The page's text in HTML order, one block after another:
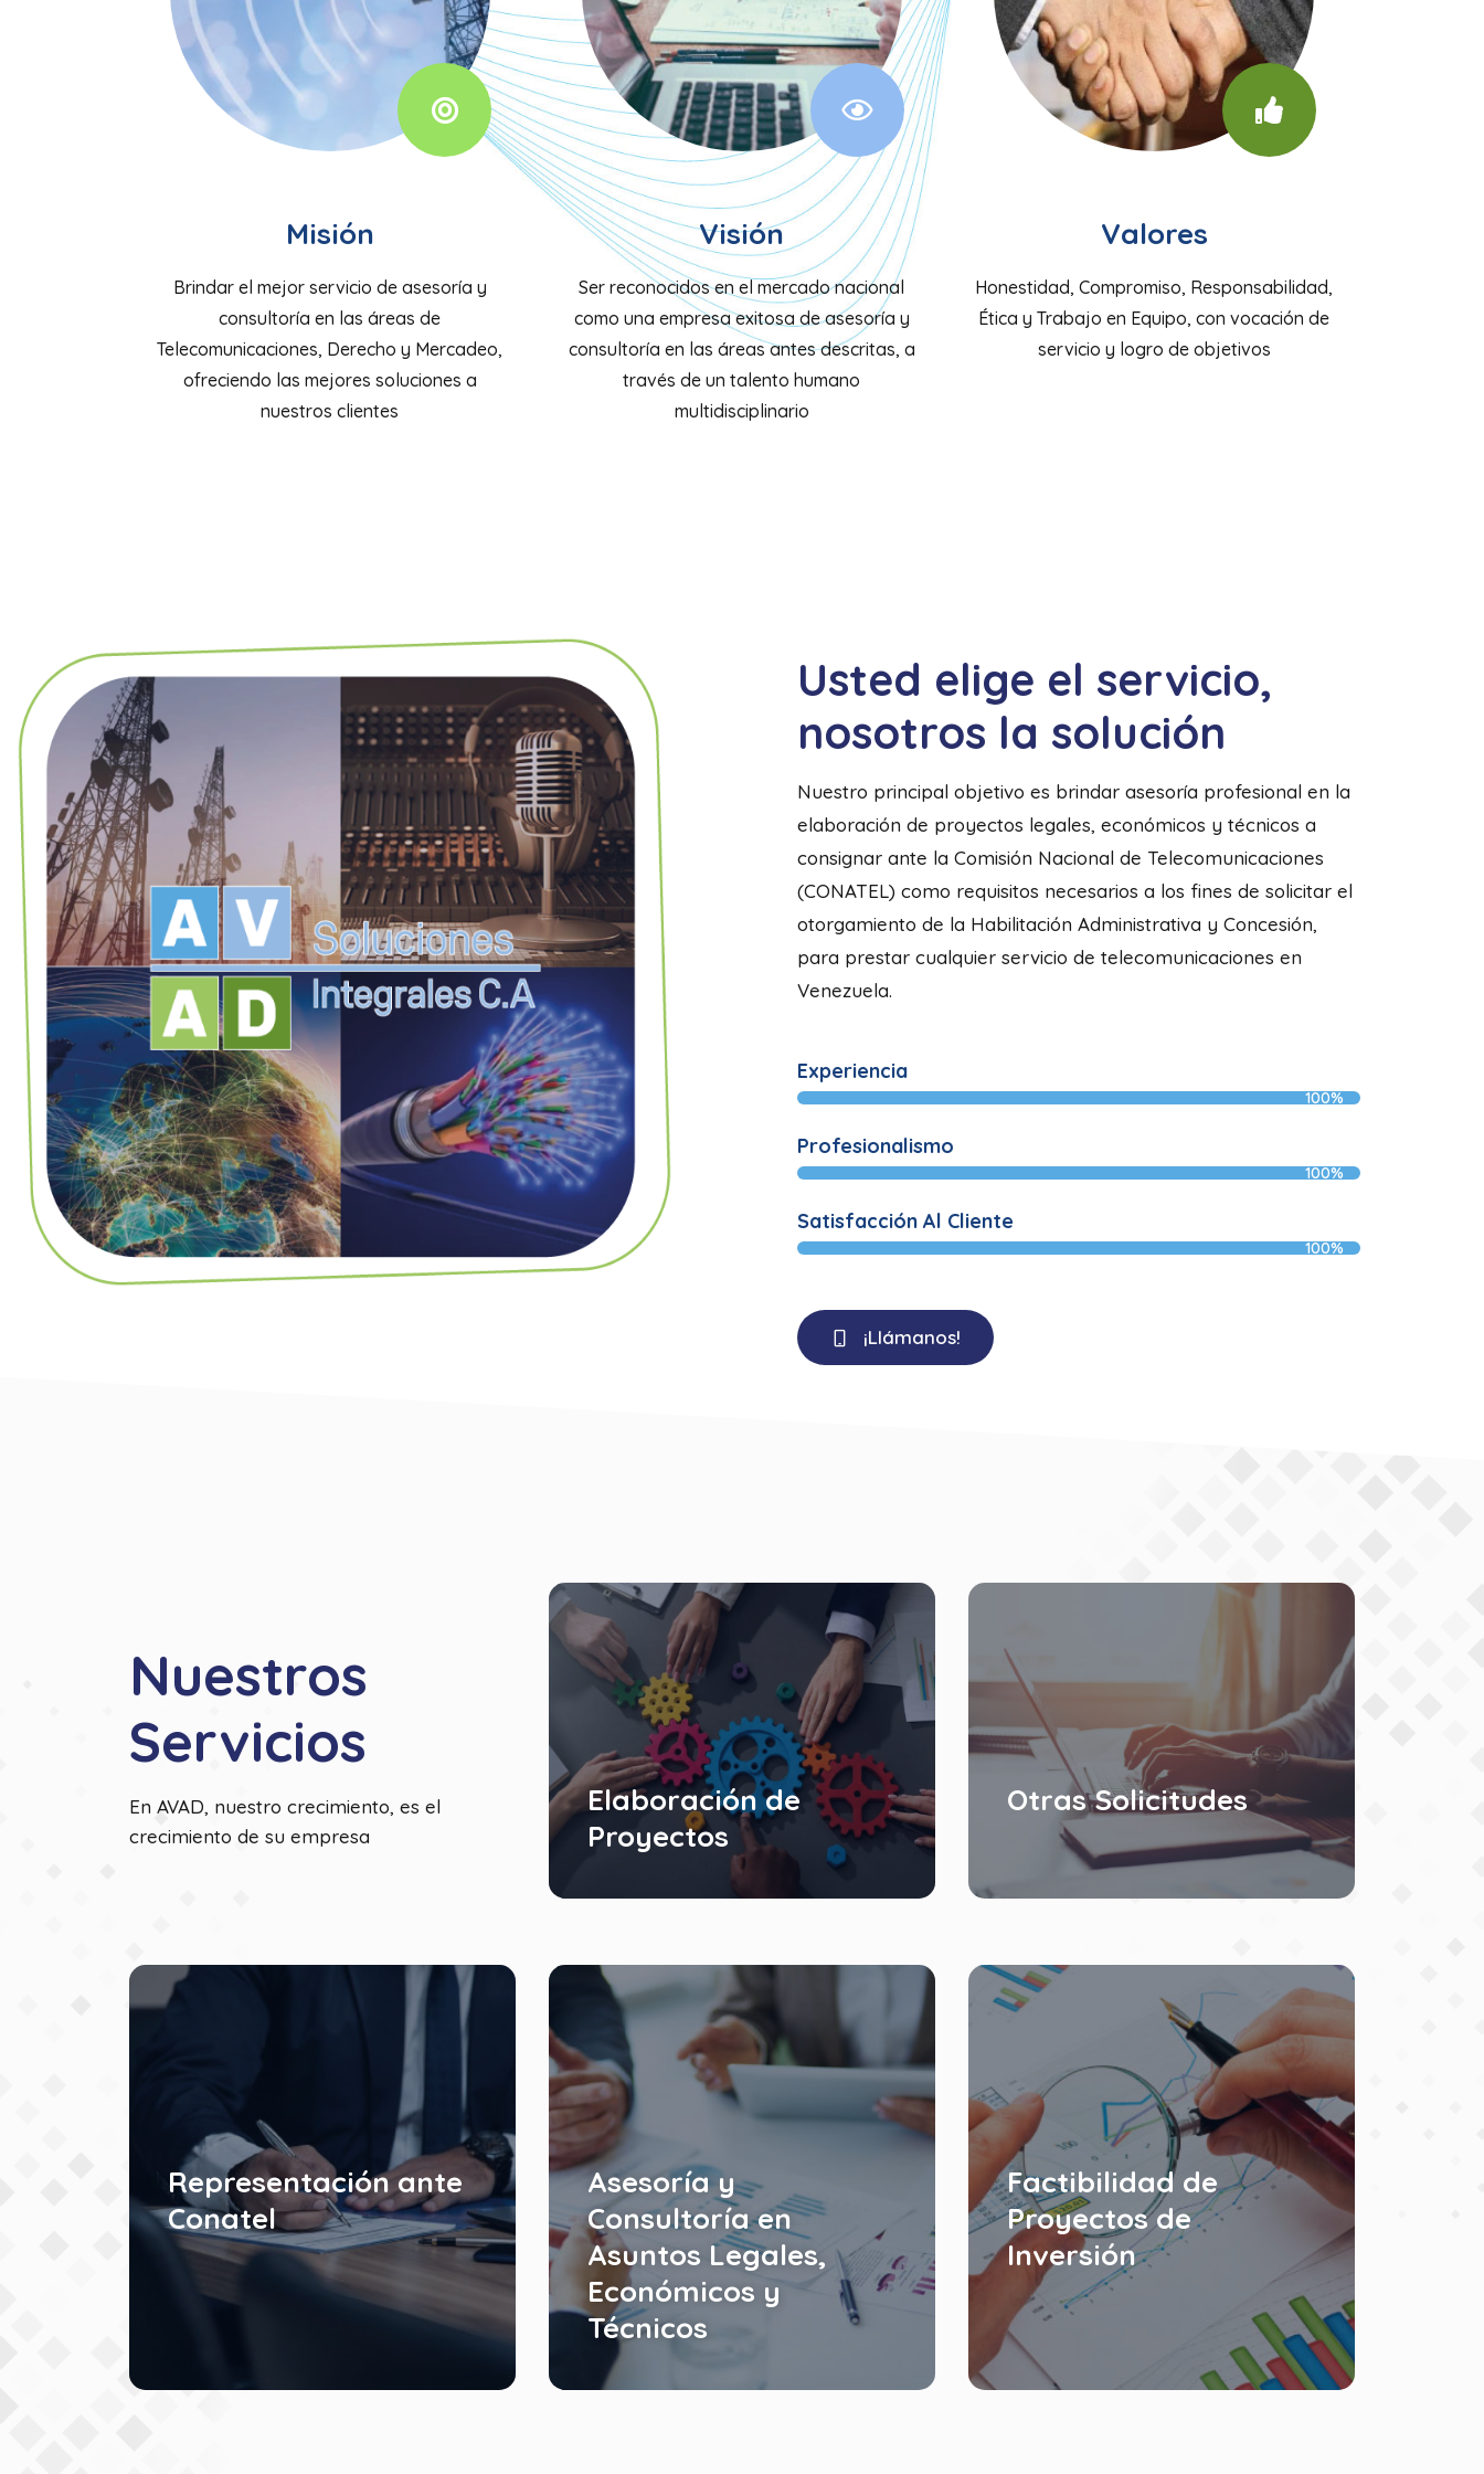
Misión
Brindar el mejor servicio de asesoría y
consultoría en las áreas de
Telecomunicaciones, Derecho y Mercadeo,
ofreciendo las mejores soluciones a
nuestros clientes
Visión
Ser reconocidos en el mercado nacional
como una empresa exitosa de asesoría y
consultoría en las áreas antes descritas, a
través de un talento humano
multidisciplinario
Valores
Honestidad, Compromiso, Responsabilidad,
Ética y Trabajo en Equipo, con vocación de
servicio y logro de objetivos
Usted elige el servicio,
nosotros la solución
Nuestro principal objetivo es brindar asesoría profesional en la
elaboración de proyectos legales, económicos y técnicos a
consignar ante la Comisión Nacional de Telecomunicaciones
(CONATEL) como requisitos necesarios a los fines de solicitar el
otorgamiento de la Habilitación Administrativa y Concesión,
para prestar cualquier servicio de telecomunicaciones en
Venezuela.
Experiencia
100%
Profesionalismo
100%
Satisfacción Al Cliente
100%
¡Llámanos!
Nuestros
Servicios
En AVAD, nuestro crecimiento, es el
crecimiento de su empresa
Elaboración de
Proyectos
Otras Solicitudes
Representación ante
Conatel
Asesoría y
Consultoría en
Asuntos Legales,
Económicos y
Técnicos
Factibilidad de
Proyectos de
Inversión